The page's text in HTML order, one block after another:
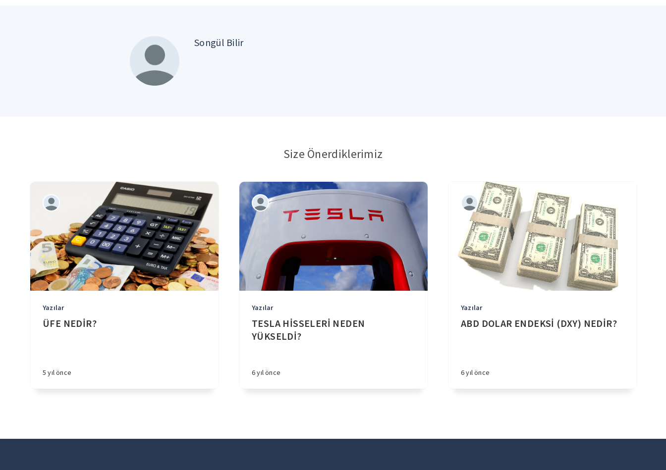
Songül Bilir
Size Önerdiklerimiz
Yazılar
ÜFE NEDİR?
5 yıl önce
Yazılar
TESLA HİSSELERİ NEDEN
YÜKSELDİ?
6 yıl önce
Yazılar
ABD DOLAR ENDEKSİ (DXY) NEDİR?
6 yıl önce